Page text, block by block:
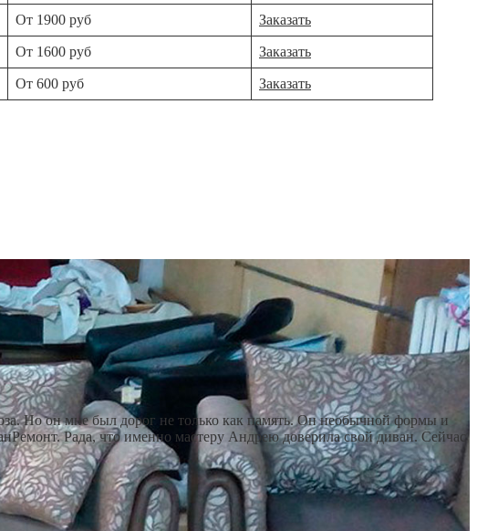
От 1900 руб Заказать
От 1600 руб Заказать
От 600 руб
Заказать
Но он мне был дорог не только как память. Он необычной формы и
Рада, что именно мастеру Андрею доверила свой диван. Сейчас